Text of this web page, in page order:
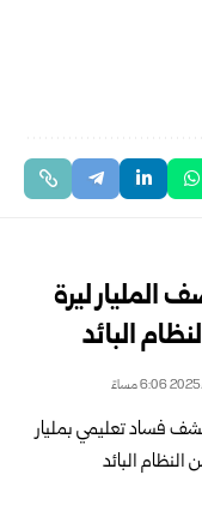
ليرة
البائد